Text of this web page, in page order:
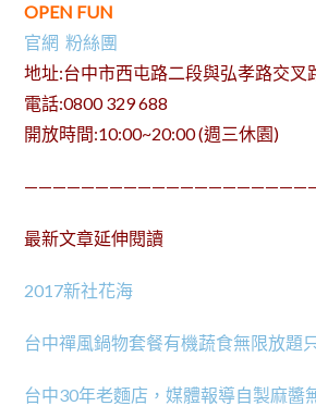
OPEN FUN
官網 粉絲團
地址:台中市西屯路二段與弘孝路交叉
電話:0800 329 688
開放時間:10:00~20:00 (週三休園)
最新文章延伸閱讀
2017新社花海
台中禪風鍋物套餐有機蔬食無限放題
台中30年老麵店，媒體報導自製麻醬